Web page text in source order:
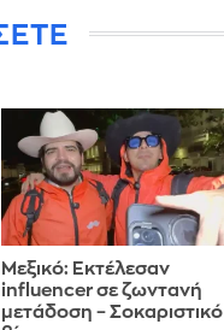
Μεξικό: Εκτέλεσαν
influencer σε ζωντανή
μετάδοση – Σοκαριστικό